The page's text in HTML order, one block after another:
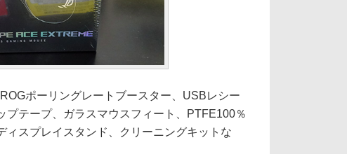
ポーリングレートブースター、USBレシー
プテープ、ガラスマウスフィート、PTFE100％
ィスプレイスタンド、クリーニングキットな